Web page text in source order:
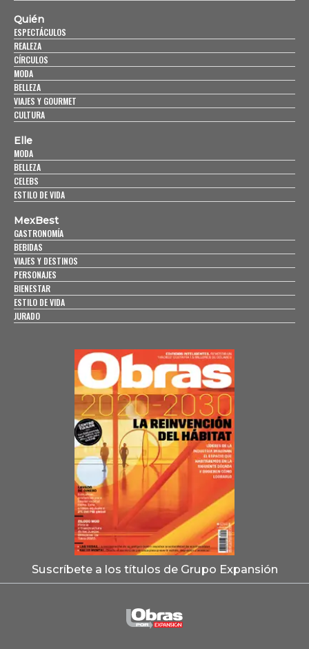
Quién
ESPECTÁCULOS
REALEZA
CÍRCULOS
MODA
BELLEZA
VIAJES Y GOURMET
CULTURA
Elle
MODA
BELLEZA
CELEBS
ESTILO DE VIDA
MexBest
GASTRONOMÍA
BEBIDAS
VIAJES Y DESTINOS
PERSONAJES
BIENESTAR
ESTILO DE VIDA
JURADO
Suscríbete a los títulos de Grupo Expansión